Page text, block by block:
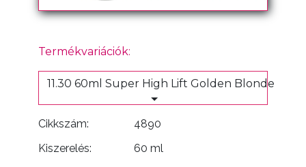
Termékvariációk:
11.30 60ml Super High Lift Golden Blonde
Cikkszám:
4890
Kiszerelés:
60 ml